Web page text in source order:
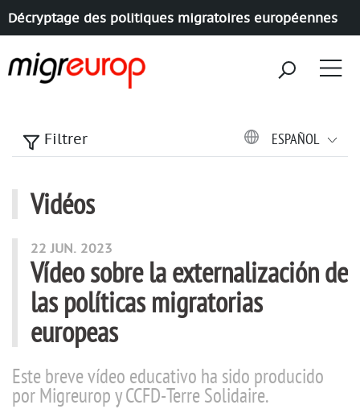
Décryptage des politiques migratoires européennes
Filtrer ESPAÑOL
Vidéos
Artículos de esta sección
22 JUN. 2023
Vídeo sobre la externalización de
las políticas migratorias
europeas
Este breve vídeo educativo ha sido producido
por Migreurop y CCFD-Terre Solidaire.